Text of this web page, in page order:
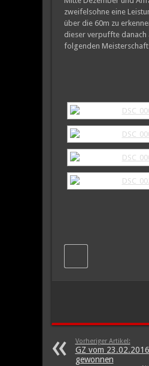
zweifelsohne eine
über die 60m zu
dieser verpuffte danach
folgenden
Vorheriger Artikel:
GZ vom
gewonnen